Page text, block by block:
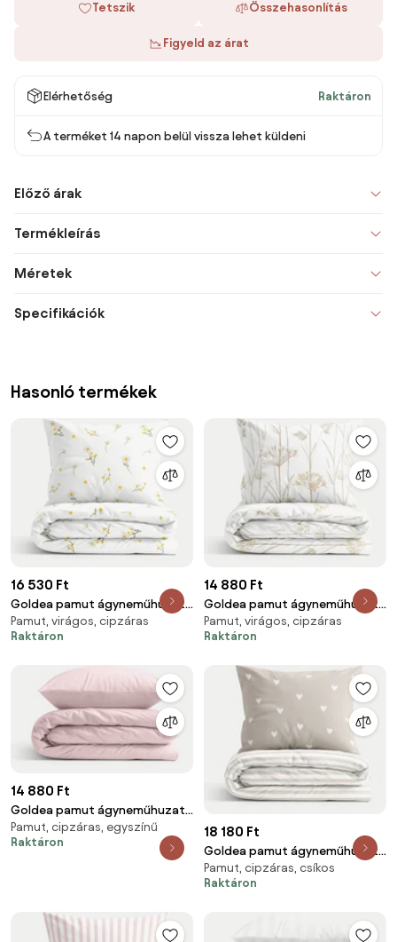
Tetszik Összehasonlítás
Figyeld az árat
Elérhetőség Raktáron
A terméket 14 napon belül vissza lehet küldeni
Előző árak
Termékleírás
Méretek
Specifikációk
Hasonló termékek
16 530 Ft
Goldea pamut ágyneműhuzat -
kamilla virágok 140 x 200 és 70
x 90 cm
Pamut, virágos, cipzáras
Raktáron
14 880 Ft
Goldea pamut ágyneműhuzat -
kerti dísznövények 140 x 200 és
70 x 90 cm
Pamut, virágos, cipzáras
Raktáron
14 880 Ft
Goldea pamut ágyneműhuzat
garnitúra - púderrózsaszín 140
x 200 és 70 x 90 cm
Pamut, cipzáras, egyszínű
Raktáron
18 180 Ft
Goldea pamut ágyneműhuzat -
szívecskék, latte színű csíkos
hátoldal 140 x 200 és 70 x 90
Pamut, cipzáras, csíkos
Raktáron